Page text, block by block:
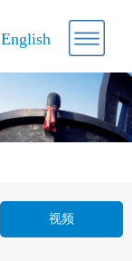
English
视频